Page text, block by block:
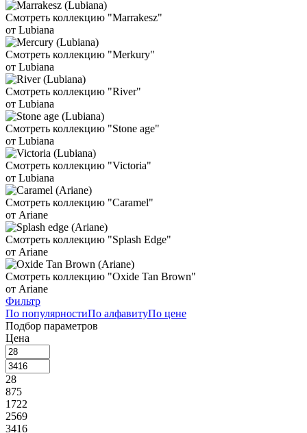
Смотреть коллекцию "Marrakesz"
от Lubiana
Смотреть коллекцию "Merkury"
от Lubiana
Смотреть коллекцию "River"
от Lubiana
Смотреть коллекцию "Stone age"
от Lubiana
Смотреть коллекцию "Victoria"
от Lubiana
Смотреть коллекцию "Caramel"
от Ariane
Смотреть коллекцию "Splash Edge"
от Ariane
Смотреть коллекцию "Oxide Tan Brown"
от Ariane
Фильтр
По популярностиПо алфавитуПо цене
Подбор параметров
Цена
28
875
1722
2569
3416